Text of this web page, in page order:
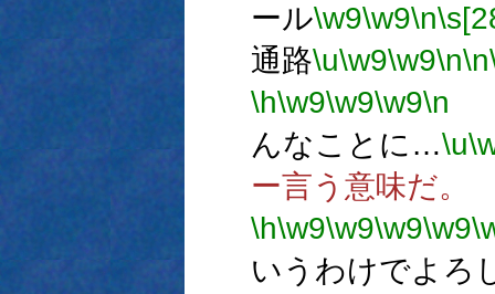
ール\w9\w9\n
通路\u\w9\w9\n\n
\h\w9\w9\w9\n
んなことに…\u
ー言う意味だ。
\h\w9\w9\w9\w9
いうわけでよろ